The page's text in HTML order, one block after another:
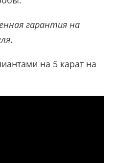
гарантия на
.
на 5 карат на